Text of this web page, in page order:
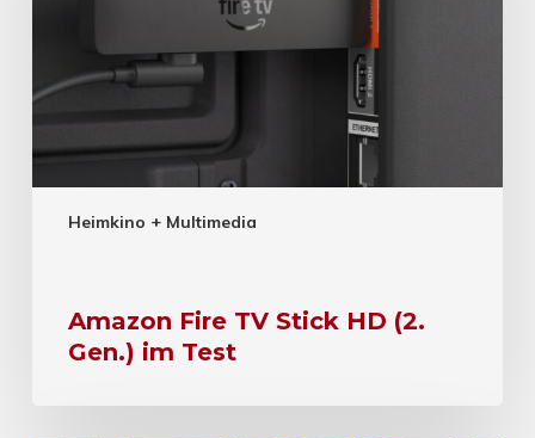
Heimkino + Multimedia
Amazon Fire TV Stick HD (2.
Gen.) im Test